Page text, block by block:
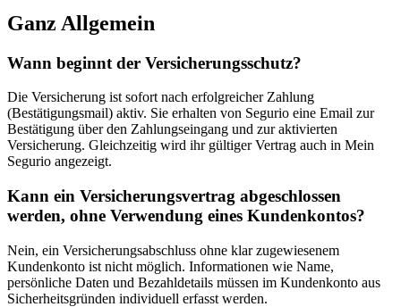
Ganz Allgemein
Wann beginnt der Versicherungsschutz?
Die Versicherung ist sofort nach erfolgreicher Zahlung
(Bestätigungsmail) aktiv. Sie erhalten von Segurio eine Email zur
Bestätigung über den Zahlungseingang und zur aktivierten
Versicherung. Gleichzeitig wird ihr gültiger Vertrag auch in Mein
Segurio angezeigt.
Kann ein Versicherungsvertrag abgeschlossen
werden, ohne Verwendung eines Kundenkontos?
Nein, ein Versicherungsabschluss ohne klar zugewiesenem
Kundenkonto ist nicht möglich. Informationen wie Name,
persönliche Daten und Bezahldetails müssen im Kundenkonto aus
Sicherheitsgründen individuell erfasst werden.